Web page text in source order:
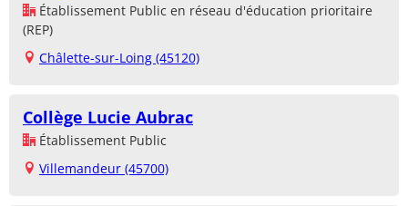
Établissement Public en réseau d'éducation prioritaire
(REP)
Châlette-sur-Loing (45120)
Collège Lucie Aubrac
Établissement Public
Villemandeur (45700)